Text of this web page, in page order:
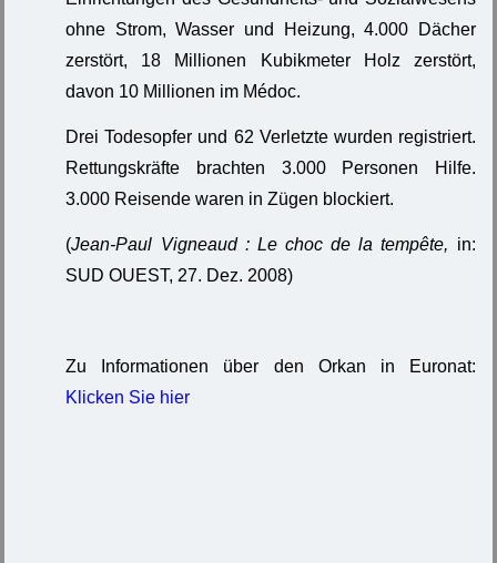
ohne Strom, Wasser und Heizung, 4.000 Dächer
zerstört, 18 Millionen Kubikmeter Holz zerstört,
davon 10 Millionen im Médoc.
Drei Todesopfer und 62 Verletzte wurden registriert.
Rettungskräfte brachten 3.000 Personen Hilfe.
3.000 Reisende waren in Zügen blockiert.
(Jean-Paul Vigneaud : Le choc de la tempête, in:
SUD OUEST, 27. Dez. 2008)
Zu Informationen über den Orkan in Euronat:
Klicken Sie hier